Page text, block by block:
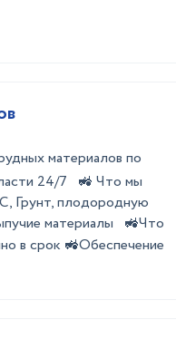
материалов по
24/7 🚜 Что мы
Грунт, плодородную
материалы 🚜Что
в срок 🚜Обеспечение